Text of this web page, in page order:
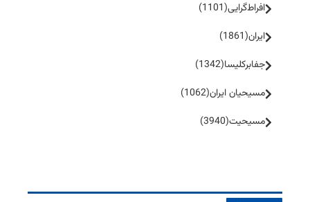
افراط‌گرایی(1101)
ایران(1861)
جفا‌بر‌کلیسا(1342)
مسیحیان ایران(1062)
مسیحیت(3940)